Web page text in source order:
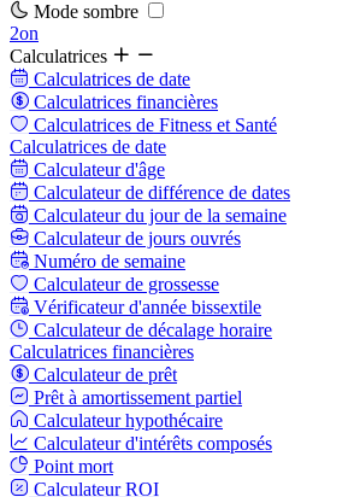
Mode sombre
2on
Calculatrices
Calculatrices de date
Calculatrices financières
Calculatrices de Fitness et Santé
Calculatrices de date
Calculateur d'âge
Calculateur de différence de dates
Calculateur du jour de la semaine
Calculateur de jours ouvrés
Numéro de semaine
Calculateur de grossesse
Vérificateur d'année bissextile
Calculateur de décalage horaire
Calculatrices financières
Calculateur de prêt
Prêt à amortissement partiel
Calculateur hypothécaire
Calculateur d'intérêts composés
Point mort
Calculateur ROI